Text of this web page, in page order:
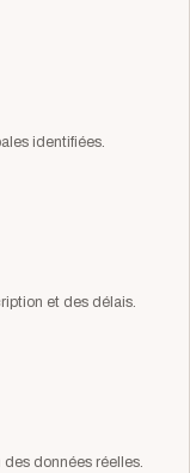
identifiées.
et des délais.
données réelles.